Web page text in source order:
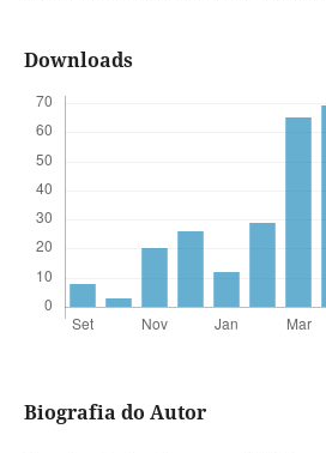
Downloads
Biografia do Autor